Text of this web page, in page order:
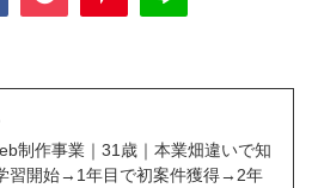
制作事業｜31歳｜本業畑違いで知
習開始→1年目で初案件獲得→2年